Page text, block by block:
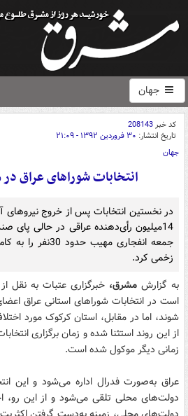
جهان
کد خبر208143
تاریخ انتشار: ۳۰ فروردین ۱۳۹۲ - ۲۱:۰۹
جهان
انتخابات شوراهای عراق
در نخستین انتخابات پس از خروج نیروهای
14میلیون رأی‌دهنده عراقی در حالی پای
جمعه انفجاری مهیب
زخمی کرد.
به گزارش مشرق، خبرگزاری عتبات به نقل
شوند، اما در مقابل، استان کرکوک مورد
از این روند استثنا شده و زمان برگزاری
زمانی دیگر موکول شده است.
عراق به‌صورت فدرال اداره می‌شود و این
دولت‌های محلی تلقی می‌شود و از این رو،